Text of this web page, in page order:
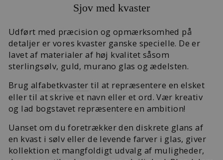
Sjov med kvaster
Udført med præcision og opmærksomhed på
detaljer er vores kvaster ganske specielle. De er
lavet af materialer af høj kvalitet såsom
sterlingsølv, guld, murano glas og ædelsten.
Brugalfabetkvaster til at repræsentere en elsket
eller til at skrive et navn eller et ord. Vær kreativ
og lad bogstavet repræsentere en ambition!
Uanset om du foretrækker den diskrete glans af
en kvast i sølv eller de levende farver i glas, giver
kollektion et mangfoldigt udvalg af muligheder,